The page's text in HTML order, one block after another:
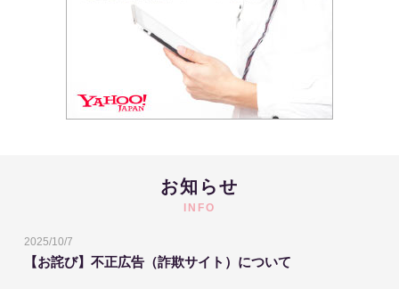
お知らせ
INFO
2025/10/7
【お詫び】不正広告（詐欺サイト）について